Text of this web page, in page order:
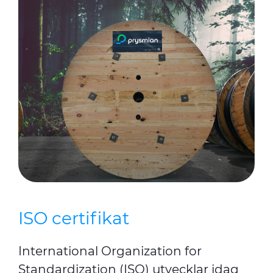
ISO certifikat
International Organization for
Standardization (ISO) utvecklar idag